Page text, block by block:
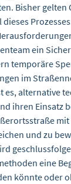
Bisher gelten
ein
temporäre
im
es, alternative
ihren Einsatz
und zu
eine
könnte oder